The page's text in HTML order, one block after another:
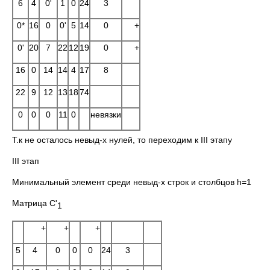
6 4 0' 1 0 24 3
0* 16 0 0' 5 14 0 +
0' 20 7 22 12 19 0 +
16 0 14 14 4 17 8
22 9 12 13 1874
0 0 0 11 0 невязки
Т.к не осталось невыд-х нулей, то переходим к III этапу
III этап
Минимальный элемент среди невыд-х строк и столбцов h=1
Матрица C'1
+ + +
5 4 0 0 0 24 3